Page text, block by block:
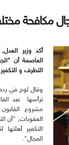
مكافحة
أكد وزير العدل,
العاصمة أن
التطرف و
وقال لوح في
ترأسها عبد
العقوبات, "أن
التكفير
المجال".